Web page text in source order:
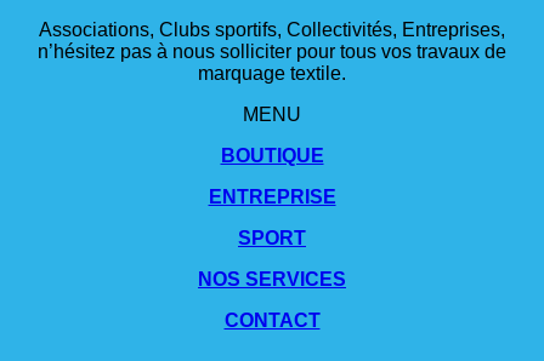
Associations, Clubs sportifs, Collectivités, Entreprises,
n’hésitez pas à nous solliciter pour tous vos travaux de
marquage textile.
MENU
BOUTIQUE
ENTREPRISE
SPORT
NOS SERVICES
CONTACT